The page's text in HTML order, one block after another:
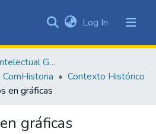
&
Collections
All of DSpace
Statistics
Log In (current)
E. Producción Intelectual General
ComHistoria
Contexto Histórico
en gráficas
gráficas